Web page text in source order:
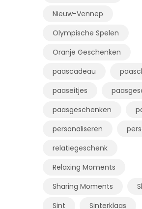
Nieuw-Vennep
Olympische Spelen
Oranje Geschenken
paascadeau
paaseitjes
paasgeschenken
personaliseren
relatiegeschenk
Relaxing Moments
Sharing Moments
Sint
Sinterklaas